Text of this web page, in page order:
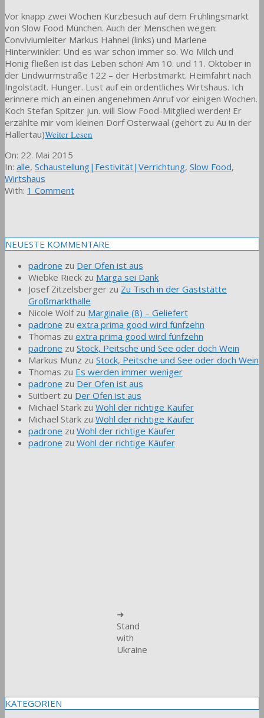
Vor knapp zwei Wochen Kurzbesuch auf dem Frühlingsmarkt
von Slow Food München. Auch der Menschen wegen:
Conviviumleiter Markus Hahnel (links) und Marlene
Hinterwinkler: Und es war schon immer so. Wo Milch und
Honig fließen ist das Leben schön! Am 10. und 11. Oktober in
der Lindwurmstraße 122 – der Herbstmarkt. Heimfahrt nach
Ingolstadt. Hunger. Lust auf ein ordentliches Wirtshaus. Ich
erinnere mich an einen angenehmen Anruf vor einigen Wochen.
Koch Stefan Spitzer jun. will Slow Food-Mitglied werden! Er
erzählte mir vom kleinen Dorf Osterwaal (gehört zu Au in der
Hallertau)Weiter Lesen
2015-
05-
22
On: 22. Mai 2015
In: alle, Schaustellung|Festivität|Verrichtung, Slow Food,
Wirtshaus
With: 1 Comment
NEUESTE KOMMENTARE
padrone zu Der Ofen ist aus
Wiebke Rieck zu Marga sei Dank
Josef Zitzelsberger zu Zu Tisch in der Gaststätte
Großmarkthalle
Nicole Wolfzu Marginalie (8) – Geliefert
padrone zu extra prima good wird fünfzehn
Thomas zu extra prima good wird fünfzehn
padrone zu Stock, Peitsche und See oder doch Wein
Markus Munz zu Stock, Peitsche und See oder doch Wein
Thomas zu Es werden immer weniger
padrone zu Der Ofen ist aus
Suitbert zu Der Ofen ist aus
Michael Stark zu Wohl der richtige Käufer
Michael Stark zu Wohl der richtige Käufer
padrone zu Wohl der richtige Käufer
padrone zu Wohl der richtige Käufer
➜
Stand
with
Ukraine
KATEGORIEN